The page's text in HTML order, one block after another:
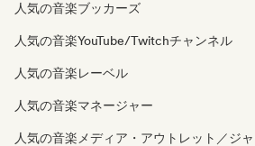
人気の音楽ブッカーズ
人気の音楽YouTube/Twitchチャンネル
人気の音楽レーベル
人気の音楽マネージャー
人気の音楽メディア・アウトレット／ジ